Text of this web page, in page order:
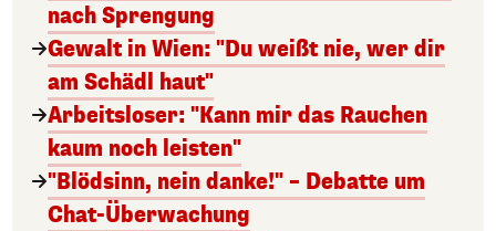
nach Sprengung
Gewalt in Wien: "Du weißt nie, wer dir
am Schädl haut"
Arbeitsloser: "Kann mir das Rauchen
kaum noch leisten"
"Blödsinn, nein danke!" – Debatte um
Chat-Überwachung